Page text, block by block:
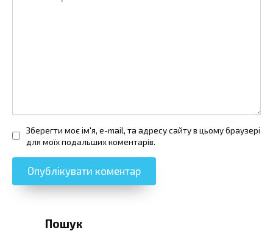
Зберегти моє ім'я, e-mail, та адресу сайту в цьому браузері
для моїх подальших коментарів.
Пошук